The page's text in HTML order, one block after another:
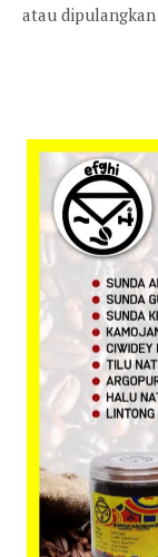
atau